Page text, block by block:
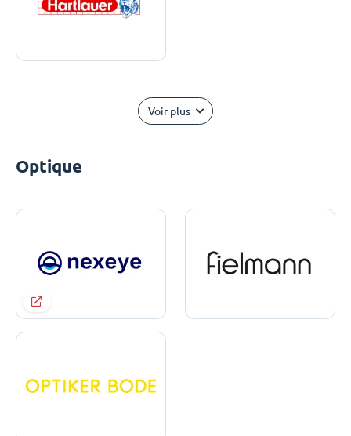
Voir plus
Optique